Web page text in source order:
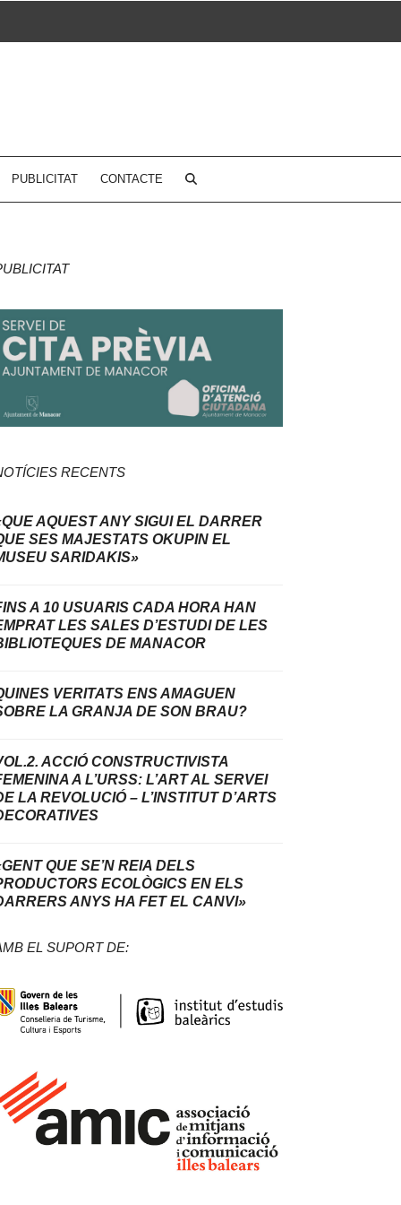
PUBLICITAT CONTACTE
RECENTS
AQUEST ANY SIGUI EL DARRER
SES MAJESTATS OKUPIN EL
SARIDAKIS»
A 10 USUARIS CADA HORA HAN
LES SALES D’ESTUDI DE LES
DE MANACOR
VERITATS ENS AMAGUEN
LA GRANJA DE SON BRAU?
ACCIÓ CONSTRUCTIVISTA
A L’URSS: L’ART AL SERVEI
LA REVOLUCIÓ – L’INSTITUT D’ARTS
QUE SE’N REIA DELS
ECOLÒGICS EN ELS
ANYS HA FET EL CANVI»
EL SUPORT DE: